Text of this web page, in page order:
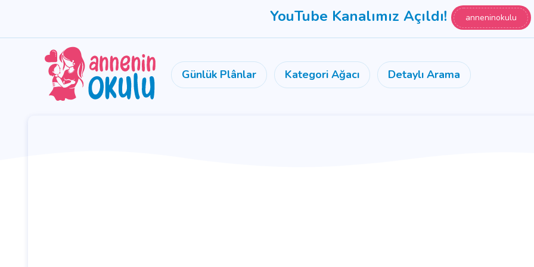
YouTube Kanalımız Açıldı! anneninokulu
Günlük Plânlar Kategori Ağacı Detaylı Arama